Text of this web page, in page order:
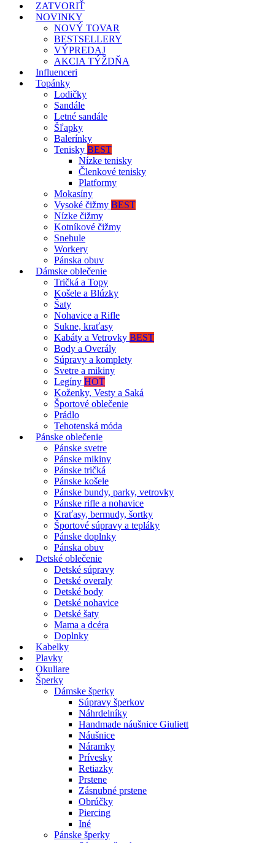
ZATVORIŤ
NOVINKY
NOVÝ TOVAR
BESTSELLERY
VÝPREDAJ
AKCIA TÝŽDŇA
Influenceri
Topánky
Lodičky
Sandále
Letné sandále
Šľapky
Balerínky
Tenisky BEST
Nízke tenisky
Členkové tenisky
Platformy
Mokasíny
Vysoké čižmy BEST
Nízke čižmy
Kotníkové čižmy
Snehule
Workery
Pánska obuv
Dámske oblečenie
Tričká a Topy
Košele a Blúzky
Šaty
Nohavice a Rifle
Sukne, kraťasy
Kabáty a Vetrovky BEST
Body a Overály
Súpravy a komplety
Svetre a mikiny
Legíny HOT
Koženky, Vesty a Saká
Športové oblečenie
Prádlo
Tehotenská móda
Pánske oblečenie
Pánske svetre
Pánske mikiny
Pánske tričká
Pánske košele
Pánske bundy, parky, vetrovky
Pánske rifle a nohavice
Kraťasy, bermudy, šortky
Športové súpravy a tepláky
Pánske doplnky
Pánska obuv
Detské oblečenie
Detské súpravy
Detské overaly
Detské body
Detské nohavice
Detské šaty
Mama a dcéra
Doplnky
Kabelky
Plavky
Okuliare
Šperky
Dámske šperky
Súpravy šperkov
Náhrdelníky
Handmade náušnice Giuliett
Náušnice
Náramky
Prívesky
Retiazky
Prstene
Zásnubné prstene
Obrúčky
Piercing
Iné
Pánske šperky